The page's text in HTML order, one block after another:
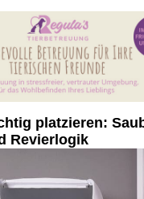
platzieren:
Revierlogik